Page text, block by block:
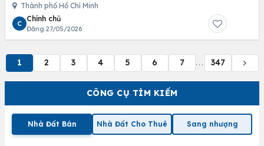
CÔNG CỤ TÌM KIẾM
Nhà Đất Bán Nhà Đất Cho Thuê Sang nhượng
Thành phố Hồ Chí Minh
C
Chính chủ
Đăng 27/05/2026
1 2 3 4 5 6 7 ... 347